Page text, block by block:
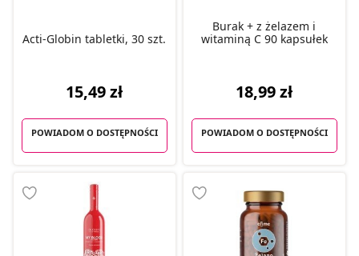
Acti-Globin tabletki, 30 szt.
15,49 zł
POWIADOM O DOSTĘPNOŚCI
Burak + z żelazem i
witaminą C 90 kapsułek
18,99 zł
POWIADOM O DOSTĘPNOŚCI